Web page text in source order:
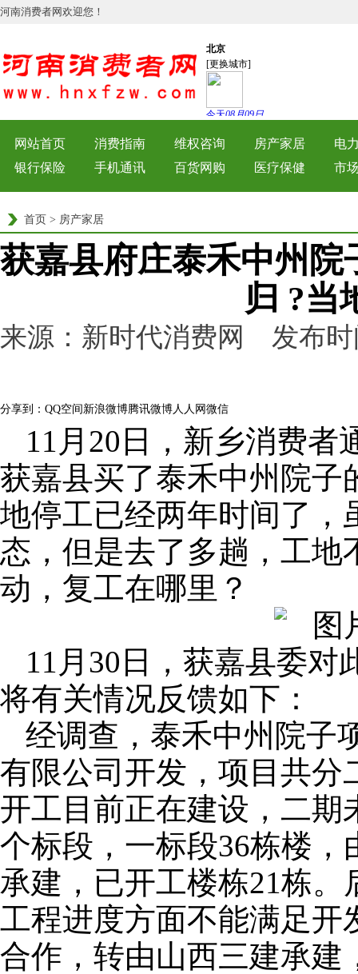
河南消费者网欢迎您！
网站首页 消费指南 维权咨询 房产家居
电
银行保险
手机通讯 百货网购 医疗保健 市
首页 > 房产家居
获嘉县府庄泰禾中州
归 ?当
来源：新时代消费网 发布
分享到： QQ空间 新浪微博腾讯微博人人网 微信
11月20日，新乡消费者
获嘉县买了泰禾中州院子
地停工已经两年时间了，
态，但是去了多趟，工地
动，复工在哪里？
11月30日，获嘉县委对
将有关情况反馈如下：
经调查，泰禾中州院子
有限公司开发，项目共分
开工目前正在建设，二期
个标段，一标段36栋楼
承建，已开工楼栋21栋
工程进度方面不能满足开
合作，转由山西三建承建